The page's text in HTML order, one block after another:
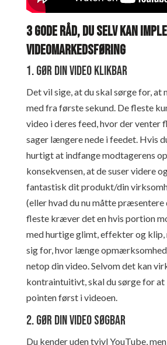
3 gode råd, du selv kan
videomarkedsføring
1. Gør din video klikbar
Det vil sige, at du skal sørge for, at
med fra første sekund. De fleste
video i deres feed, hvor der venter
sager længere nede i feedet. Hvis
hurtigt at indfange modtagerens
konsekvensen, at de suser videre
fantastisk dit produkt/din
(eller hvad du nu måtte præsentere
fleste kræver det en hvis portion
med hurtige glimt, effekter og klip,
sig for, hvor længe
netop din video. Selvom det kan
kontraintuitivt, skal du sørge for at
pointen først i videoen.
2. Gør din video søgbar
Du kender uden tvivl YouTube,